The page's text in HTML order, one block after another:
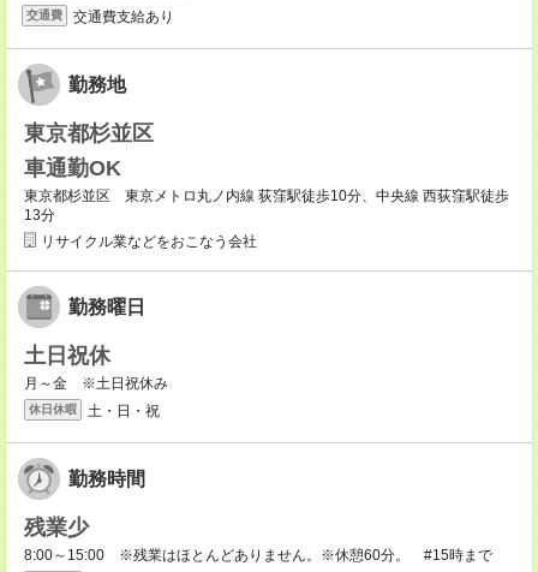
交通費 交通費支給あり
勤務地
東京都杉並区
車通勤OK
東京都杉並区 東京メトロ丸ノ内線 荻窪駅徒歩10分、中央線 西荻窪駅徒歩
13分
リサイクル業などをおこなう会社
勤務曜日
土日祝休
月～金 ※土日祝休み
休日休暇 土・日・祝
勤務時間
残業少
8:00～15:00 ※残業はほとんどありません。※休憩60分。 #15時まで